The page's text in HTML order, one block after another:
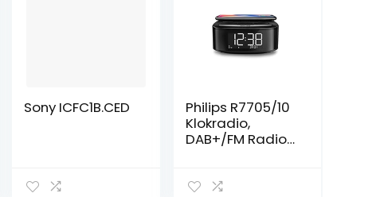
Sony ICFC1B.CED
Philips R7705/10
Klokradio,
DAB+/FM Radio
Sleeptimer,